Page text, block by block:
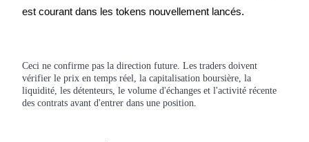
est courant dans les tokens nouvellement lancés.
Ceci ne confirme pas la direction future. Les traders doivent
vérifier le prix en temps réel, la capitalisation boursière, la
liquidité, les détenteurs, le volume d'échanges et l'activité récente
des contrats avant d'entrer dans une position.